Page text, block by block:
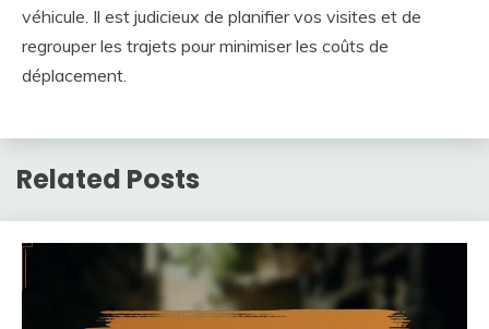
véhicule. Il est judicieux de planifier vos visites et de
regrouper les trajets pour minimiser les coûts de
déplacement.
Related Posts